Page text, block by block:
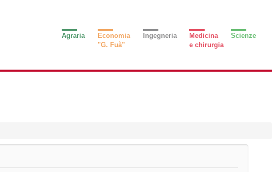
Agraria
Economia
"G. Fuà"
Ingegneria
Medicina
e chirurgia
Scienze